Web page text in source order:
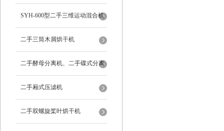
SYH-600型二手三维运动混合机
二手三筒木屑烘干机
二手酵母分离机、二手碟式分离
机
二手厢式压滤机
二手双螺旋桨叶烘干机